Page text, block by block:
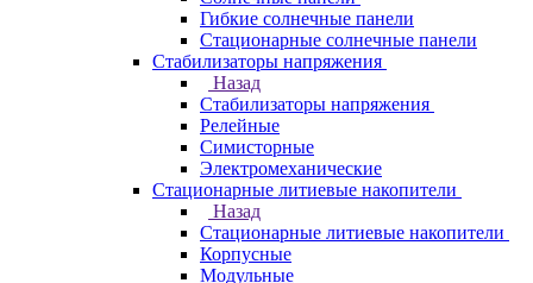
Гибкие солнечные панели
Стационарные солнечные панели
Стабилизаторы напряжения
Назад
Стабилизаторы напряжения
Релейные
Симисторные
Электромеханические
Стационарные литиевые накопители
Назад
Стационарные литиевые накопители
Корпусные
Модульные